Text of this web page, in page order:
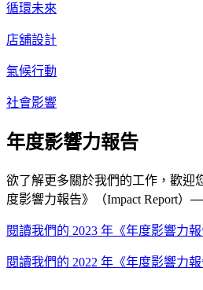
循環未來
店舖設計
氣候行動
社會影響
年度影響力報告
欲了解更多關於我們的工作，歡迎
度影響力報告》（Impact Report）
閱讀我們的 2023 年《年度影響力報
閱讀我們的 2022 年《年度影響力報